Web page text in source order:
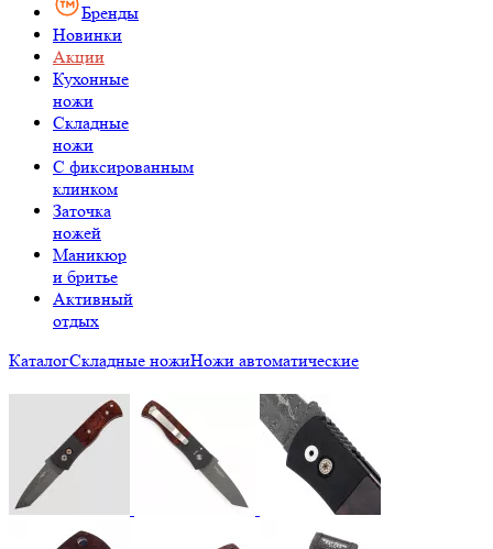
Бренды
Новинки
Акции
Кухонные
ножи
Складные
ножи
C фиксированным
клинком
Заточка
ножей
Маникюр
и бритье
Активный
отдых
КаталогСкладные ножиНожи автоматические